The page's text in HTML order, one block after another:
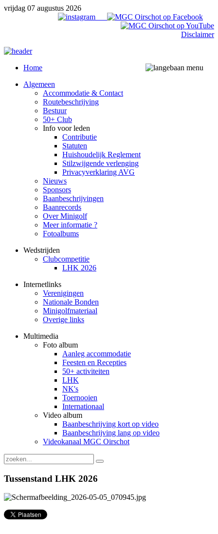
vrijdag 07 augustus 2026
Disclaimer
Home
Algemeen
Accommodatie & Contact
Routebeschrijving
Bestuur
50+ Club
Info voor leden
Contributie
Statuten
Huishoudelijk Reglement
Stilzwijgende verlenging
Privacyverklaring AVG
Nieuws
Sponsors
Baanbeschrijvingen
Baanrecords
Over Minigolf
Meer informatie ?
Fotoalbums
Wedstrijden
Clubcompetitie
LHK 2026
Internetlinks
Verenigingen
Nationale Bonden
Minigolfmateriaal
Overige links
Multimedia
Foto album
Aanleg accommodatie
Feesten en Recepties
50+ activiteiten
LHK
NK's
Toernooien
Internationaal
Video album
Baanbeschrijving kort op video
Baanbeschrijving lang op video
Videokanaal MGC Oirschot
Tussenstand LHK 2026